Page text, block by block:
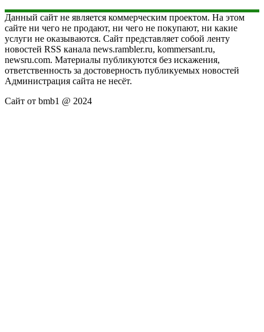
Данный сайт не является коммерческим проектом. На этом
сайте ни чего не продают, ни чего не покупают, ни какие
услуги не оказываются. Сайт представляет собой ленту
новостей RSS канала news.rambler.ru, kommersant.ru,
newsru.com. Материалы публикуются без искажения,
ответственность за достоверность публикуемых новостей
Администрация сайта не несёт.
Сайт от bmb1 @ 2024